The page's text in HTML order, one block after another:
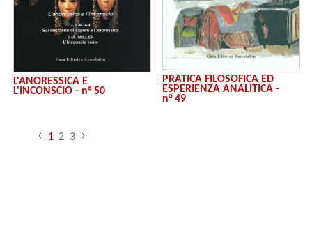
L'ANORESSICA E
L'INCONSCIO - n° 50
PRATICA FILOSOFICA ED
ESPERIENZA ANALITICA -
n° 49
‹ 1 2 3 ›